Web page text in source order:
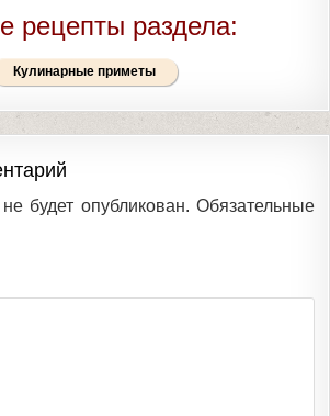
рецепты раздела:
Кулинарные приметы
будет опубликован. Обязательные